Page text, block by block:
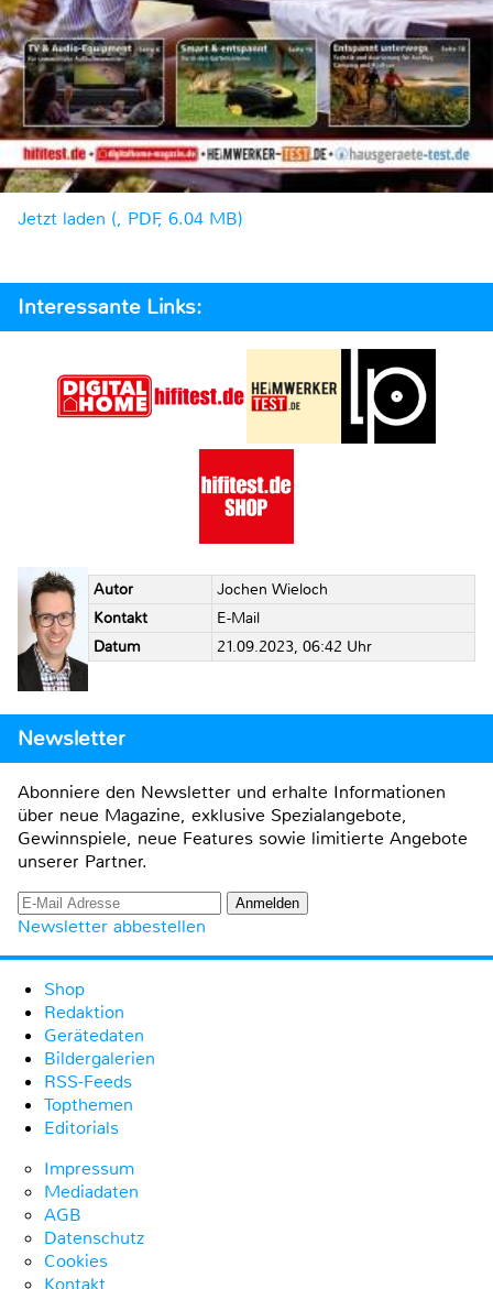
Jetzt laden (, PDF, 6.04 MB)
Interessante Links:
Autor
Jochen Wieloch
Kontakt
E-Mail
Datum
21.09.2023, 06:42 Uhr
Newsletter
Abonniere den Newsletter und erhalte Informationen
über neue Magazine, exklusive Spezialangebote,
Gewinnspiele, neue Features sowie limitierte Angebote
unserer Partner.
Newsletter abbestellen
Shop
Redaktion
Gerätedaten
Bildergalerien
RSS-Feeds
Topthemen
Editorials
Impressum
Mediadaten
AGB
Datenschutz
Cookies
Kontakt